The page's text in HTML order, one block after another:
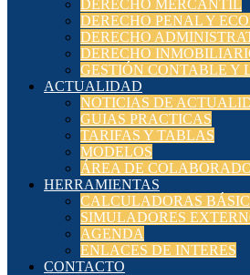
DERECHO MERCANTIL
DERECHO PENAL Y
DERECHO
DERECHO
GESTIÓN CONTABLE Y
ACTUALIDAD
NOTICIAS DE
GUIAS PRACTICAS
TARIFAS Y TABLAS
MODELOS
ÁREA DE
HERRAMIENTAS
CALCULADORAS
SIMULADORES
AGENDA
ENLACES DE INTERES
CONTACTO